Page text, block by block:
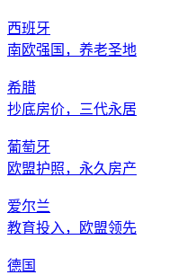
西班牙
南欧强国，养老圣地
希腊
抄底房价，三代永居
葡萄牙
欧盟护照，永久房产
爱尔兰
教育投入，欧盟领先
德国